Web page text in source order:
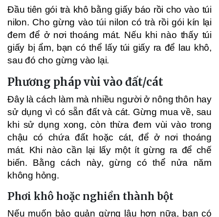
Đầu tiên gói trà khô bằng giấy báo rồi cho vào túi
nilon. Cho gừng vào túi nilon có trà rồi gói kín lại
đem để ở nơi thoáng mát. Nếu khi nào thấy túi
giấy bị ẩm, bạn có thể lấy túi giấy ra để lau khô,
sau đó cho gừng vào lại.
Phương pháp vùi vào đất/cát
Đây là cách làm mà nhiều người ở nông thôn hay
sử dụng vì có sẵn đất và cát. Gừng mua về, sau
khi sử dụng xong, còn thừa đem vùi vào trong
chậu có chứa đất hoặc cát, để ở nơi thoáng
mát. Khi nào cần lại lấy một ít gừng ra để chế
biến. Bằng cách này, gừng có thể nửa năm
không hỏng.
Phơi khô hoặc nghiền thành bột
Nếu muốn bảo quản gừng lâu hơn nữa, bạn có